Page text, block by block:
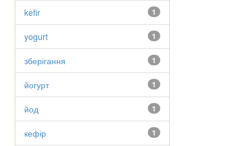
1
kefir
1
yogurt
1
зберігання
1
йогурт
1
йод
1
кефір